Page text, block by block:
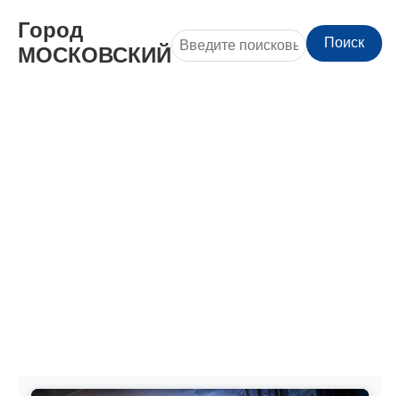
Город
МОСКОВСКИЙ
Поиск